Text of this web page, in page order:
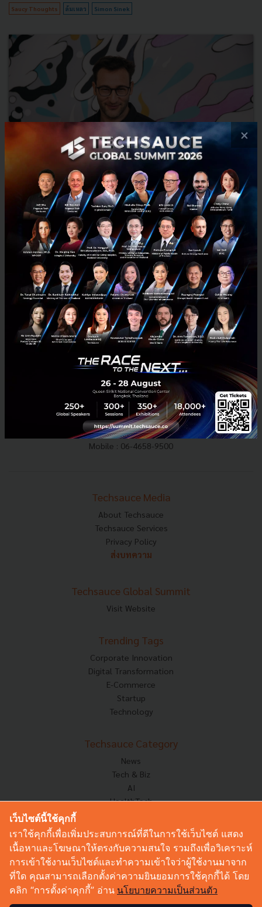
Saucy Thoughts ล้มเหลว Simon Sinek
อยากมีธุรกิจที่อายุยืน อย่าคิดเรื่องการแข่งขัน..... Simon Sinek
หนึ่งในเทคนิคการโปรโมทหนังสือใหม่คือ การเขียนบทความเกี่ยวกับ
หนังสือเล่มนั้นแล้วโพสต์ให้คนอื่นเห็น Simon Sinek เองก็ทำแบบนั้น ......
พฤศจิกายน 12, 2019| ByChannarong Jansoe
426
Tech & Biz mindset Startup simon sinek
E-mail :contact@techsauce.co
Tel : 02-001-5375
Mobile : 06-4658-9500
Techsauce Media
About Techsauce
Techsauce Services
Privacy Policy
ส่งบทความ
Techsauce Global Summit
Visit Website
Trending Tags
Corporate Innovation
Digital Transformation
E-Commerce
Startup
Technology
Techsauce Category
News
Tech & Biz
AI
HealthTech
Corp Innov
Saucy Thoughts
Based On
Sustainable
Videos
Podcast
×
เว็บไซต์นี้ใช้คุกกี้
เราใช้คุกกี้เพื่อเพิ่มประสบการณ์ที่ดีในการใช้เว็บไซต์ แสดง
เนื้อหาและโฆษณาให้ตรงกับความสนใจ รวมถึงเพื่อวิเคราะห์
การเข้าใช้งานเว็บไซต์และทำความเข้าใจว่าผู้ใช้งานมาจาก
ที่ใด คุณสามารถเลือกตั้งค่าความยินยอมการใช้คุกกี้ได้ โดย
คลิก “การตั้งค่าคุกกี้” อ่าน นโยบายความเป็นส่วนตัว